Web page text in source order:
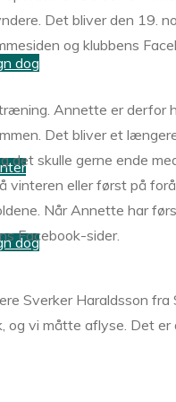
dog
dog
Det bliver den 19.
og klubbens
Annette er derfor
Det bliver et
det skulle gerne ende
vinteren eller først på
Når Annette har
Facebook-sider.
Sverker Haraldsson
og vi måtte aflyse. Det